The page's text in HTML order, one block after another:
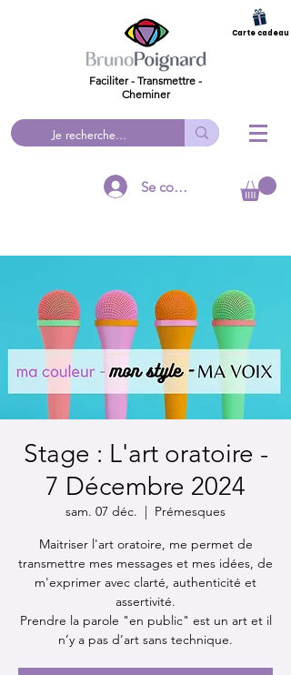
Faciliter - Transmettre -
Cheminer
Se connecter
Carte cadeau
Stage : L'art oratoire -
7 Décembre 2024
sam. 07 déc.
  |
Prémesques
Maitriser l'art oratoire, me permet de
transmettre mes messages et mes idées, de
m'exprimer avec clarté, authenticité et
assertivité.
Prendre la parole "en public" est un art et il
n’y a pas d’art sans technique.